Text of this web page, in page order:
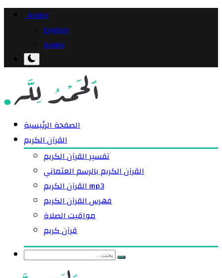
Arabic
English
Arabic
الصفحة الرئيسية
القرآن الكريم
تفسير القرآن الكريم
القرآن الكريم بالرسم العثماني
القرآن الكريم mp3
فهرس القرآن الكريم
مواقيت الصلاة
قرآن كريم